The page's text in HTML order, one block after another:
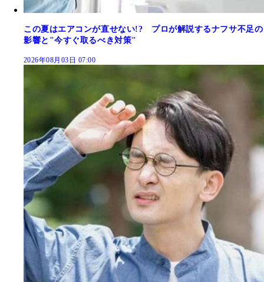
この夏はエアコンが直せない!? プロが解説するナフサ不足の
影響と"今すぐ取るべき対策"
2026年08月03日 07:00